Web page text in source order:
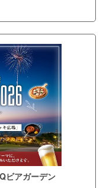
ビアガーデン